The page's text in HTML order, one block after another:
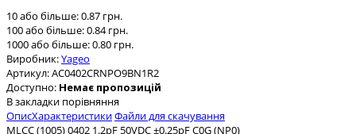
10 або більше: 0.87 грн.
100 або більше: 0.84 грн.
1000 або більше: 0.80 грн.
Виробник:Yageo
Артикул:AC0402CRNPO9BN1R2
Доступно: Немає пропозицій
В закладки порівняння
ОписХарактеристикиФайли для скачування
MLCC (1005) 0402 1.2pF 50VDC ±0.25pF C0G (NP0)